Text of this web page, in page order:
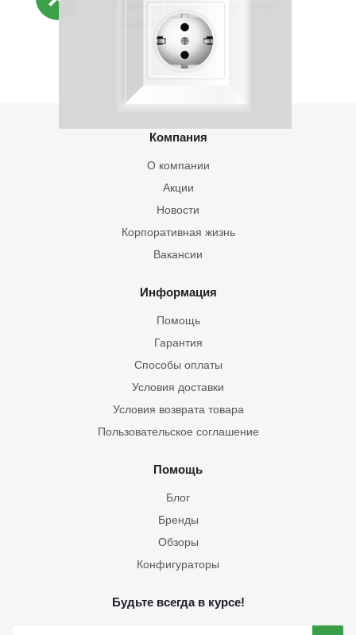
В данный момент нет активных
Компания
О компании
Акции
Новости
Корпоративная жизнь
Вакансии
Информация
Помощь
Гарантия
Способы оплаты
Условия доставки
Условия возврата товара
Пользовательское соглашение
Помощь
Блог
Бренды
Обзоры
Конфигураторы
Будьте всегда в курсе!